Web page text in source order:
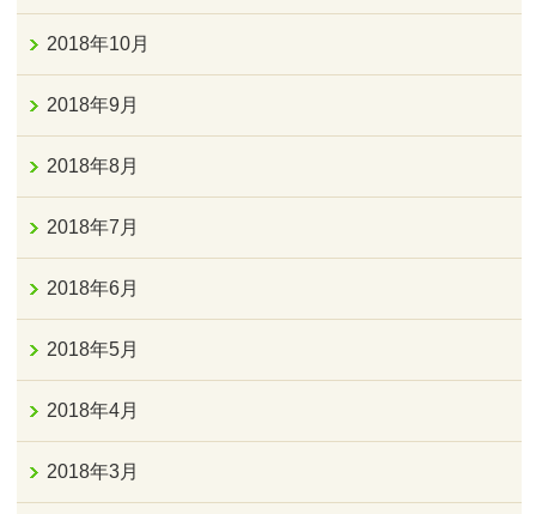
2018年10月
2018年9月
2018年8月
2018年7月
2018年6月
2018年5月
2018年4月
2018年3月